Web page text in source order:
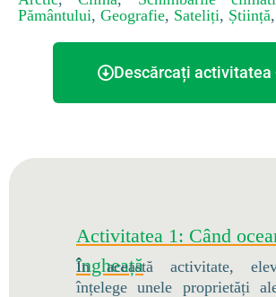
Pământului, Geografie, Sateliți, Știință,
Descărcați activitatea
Activitatea 1: Când
îngheață
În această activitate,
înțelege unele proprietăți